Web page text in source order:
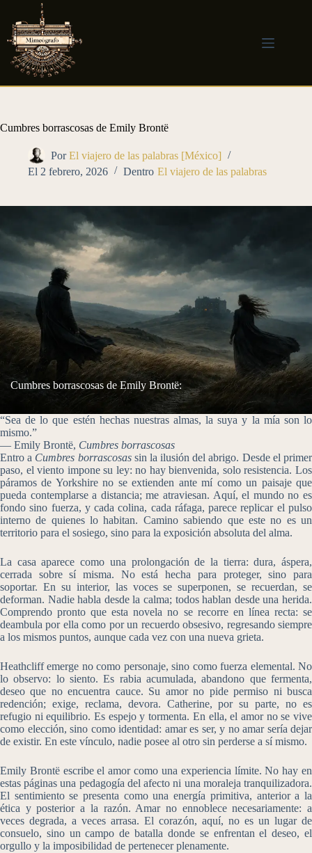
contenido
Cumbres borrascosas de Emily Brontë
Por El viajero de las palabras [México]
El 2 febrero, 2026 Dentro El viajero de las palabras
Cumbres borrascosas de Emily Brontë:
“Sea de lo que estén hechas nuestras almas, la suya y la mía son lo
mismo.”
— Emily Brontë, Cumbres borrascosas
Entro a Cumbres borrascosassin la ilusión del abrigo. Desde el primer
paso, el viento impone su ley: no hay bienvenida, solo resistencia. Los
páramos de Yorkshire no se extienden ante mí como un paisaje que
pueda contemplarse a distancia; me atraviesan. Aquí, el mundo no es
fondo sino fuerza, y cada colina, cada ráfaga, parece replicar el pulso
interno de quienes lo habitan. Camino sabiendo que este no es un
territorio para el sosiego, sino para la exposición absoluta del alma.
La casa aparece como una prolongación de la tierra: dura, áspera,
cerrada sobre sí misma. No está hecha para proteger, sino para
soportar. En su interior, las voces se superponen, se recuerdan, se
deforman. Nadie habla desde la calma; todos hablan desde una herida.
Comprendo pronto que esta novela no se recorre en línea recta: se
deambula por ella como por un recuerdo obsesivo, regresando siempre
a los mismos puntos, aunque cada vez con una nueva grieta.
Heathcliff emerge no como personaje, sino como fuerza elemental. No
lo observo: lo siento. Es rabia acumulada, abandono que fermenta,
deseo que no encuentra cauce. Su amor no pide permiso ni busca
redención; exige, reclama, devora. Catherine, por su parte, no es
refugio ni equilibrio. Es espejo y tormenta. En ella, el amor no se vive
como elección, sino como identidad: amar es ser, y no amar sería dejar
de existir. En este vínculo, nadie posee al otro sin perderse a sí mismo.
Emily Brontë escribe el amor como una experiencia límite. No hay en
estas páginas una pedagogía del afecto ni una moraleja tranquilizadora.
El sentimiento se presenta como una energía primitiva, anterior a la
ética y posterior a la razón. Amar no ennoblece necesariamente: a
veces degrada, a veces arrasa. El corazón, aquí, no es un lugar de
consuelo, sino un campo de batalla donde se enfrentan el deseo, el
orgullo y la imposibilidad de pertenecer plenamente.